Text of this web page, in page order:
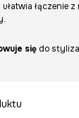
ułatwia łączenie
się do